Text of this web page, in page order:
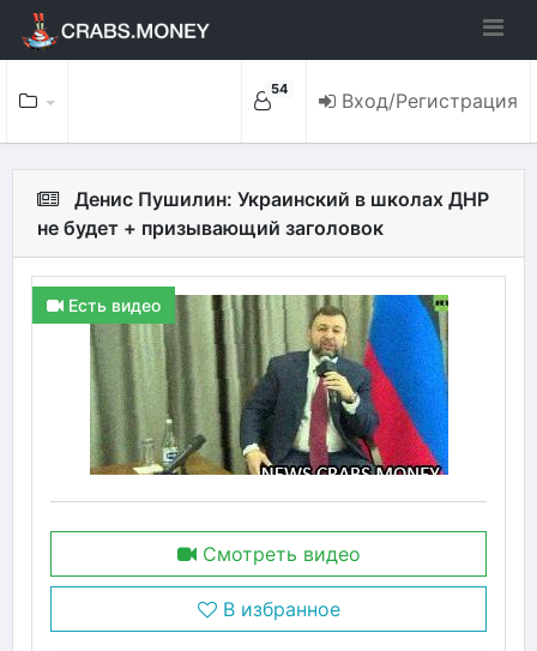
54 Вход/Регистрация
Денис Пушилин: Украинский в школах ДНР
не будет + призывающий заголовок
Есть видео
Смотреть видео
В избранное